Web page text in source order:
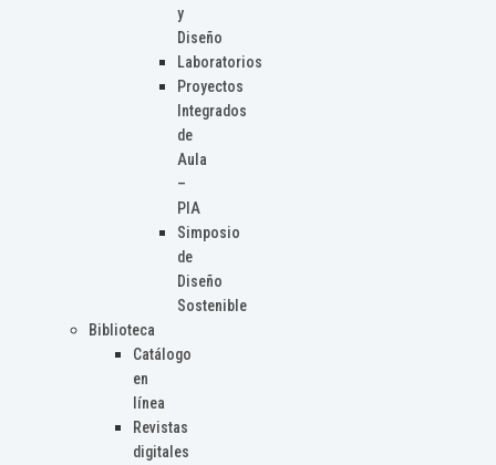
y
Diseño
Laboratorios
Proyectos
Integrados
de
Aula
–
PIA
Simposio
de
Diseño
Sostenible
Biblioteca
Catálogo
en
línea
Revistas
digitales